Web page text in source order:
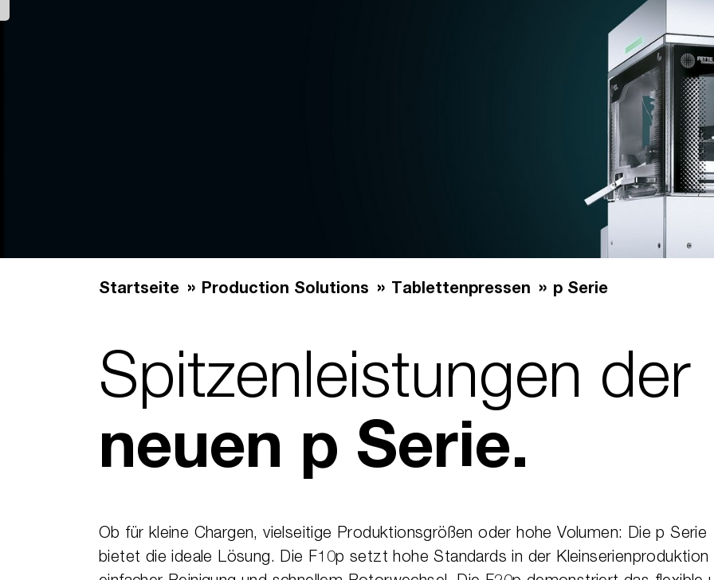
Startseite Production Solutions Tablettenpressen p Serie
Spitzen­leistungen der
neuen p Serie.
Ob für kleine Chargen, vielseitige Produktionsgrößen oder hohe Volumen: Die p Serie
bietet die ideale Lösung. Die F10p setzt hohe Standards in der Kleinserienproduktion